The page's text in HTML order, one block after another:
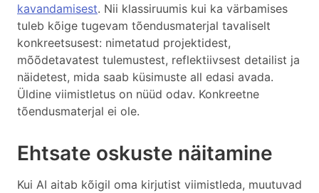
kavandamisest. Nii klassiruumis kui ka värbamises
tuleb kõige tugevam tõendusmaterjal tavaliselt
konkreetsusest: nimetatud projektidest,
mõõdetavatest tulemustest, reflektiivsest detailist ja
näidetest, mida saab küsimuste all edasi avada.
Üldine viimistletus on nüüd odav. Konkreetne
tõendusmaterjal ei ole.
Ehtsate oskuste näitamine
Kui AI aitab kõigil oma kirjutist viimistleda, muutuvad